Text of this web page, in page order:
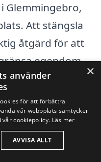
Glemmingebro,
Att stängsla
åtgärd för att
egendom.
du ska gå tillväga
finns tillgängliga,
fackmän
flera företag i
som
×
använder
för att förbättra
vår webbplats samtycker
cookiepolicy. Läs mer
AVVISA ALLT